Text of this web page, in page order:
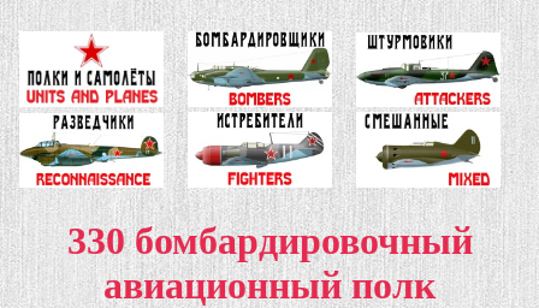
330 бомбардировочный
авиационный полк